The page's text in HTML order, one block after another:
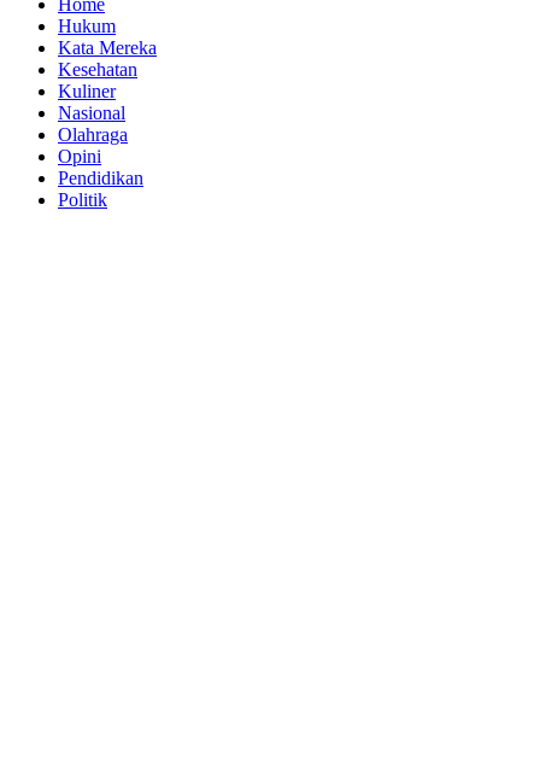
Home
Hukum
Kata Mereka
Kesehatan
Kuliner
Nasional
Olahraga
Opini
Pendidikan
Politik